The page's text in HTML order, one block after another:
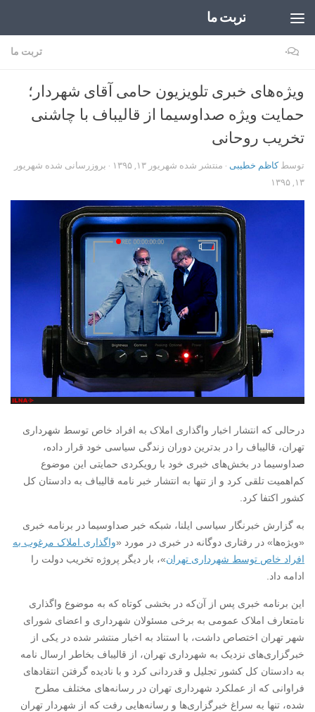
تربت ما
تربت ما ۰
ویژه‌های خبری تلویزیون حامی آقای شهردار؛
حمایت ویژه صداوسیما از قالیباف با چاشنی
تخریب روحانی
توسطکاظم خطیبی · منتشر شده شهریور ۱۳, ۱۳۹۵ · بروزرسانی شده شهریور
۱۳, ۱۳۹۵
درحالی که انتشار اخبار واگذاری املاک به افراد خاص توسط شهرداری
تهران، قالیباف را در بدترین دوران زندگی سیاسی خود قرار داده،
صداوسیما در بخش‌های خبری خود با رویکردی حمایتی این موضوع
کم‌اهمیت تلقی کرد و از تنها به انتشار خبر نامه قالیباف به دادستان کل
کشور اکتفا کرد.
به گزارش خبرنگار سیاسی ایلنا، شبکه خبر صداوسیما در برنامه خبری
«ویژه‌ها» در رفتاری دوگانه در خبری در مورد «واگذاری املاک مرغوب به
افراد خاص توسط شهرداری تهران»، بار دیگر پروژه تخریب دولت را
ادامه داد.
این برنامه خبری پس از آن‌که در بخشی کوتاه که به موضوع واگذاری
نامتعارف املاک عمومی به برخی مسئولان شهرداری و اعضای شورای
شهر تهران اختصاص داشت، با استناد به اخبار منتشر شده در یکی از
خبرگزاری‌های نزدیک به شهرداری تهران، از قالیباف بخاطر ارسال نامه‌
به دادستان کل کشور تجلیل و قدردانی کرد و با نادیده گرفتن انتقادهای
فراوانی که از عملکرد شهرداری تهران در رسانه‌های مختلف مطرح
شده، تنها به سراغ خبرگزاری‌ها و رسانه‌هایی رفت که از شهردار تهران